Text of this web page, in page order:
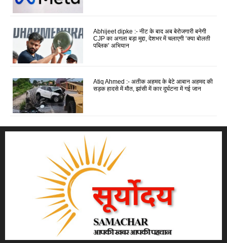
Abhijeet dipke :- नीट के बाद अब बेरोजगारी बनेगी
CJP का अगला बड़ा मुद्दा, देशभर में चलाएगी ‘क्या बोलती
पब्लिक’ अभियान
Atiq Ahmed :- अतीक अहमद के बेटे आबान अहमद की
सड़क हादसे में मौत, झांसी में कार दुर्घटना में गई जान